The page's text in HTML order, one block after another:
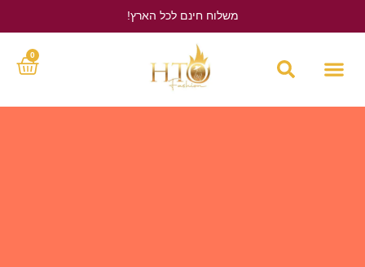
משלוח חינם לכל הארץ!
0